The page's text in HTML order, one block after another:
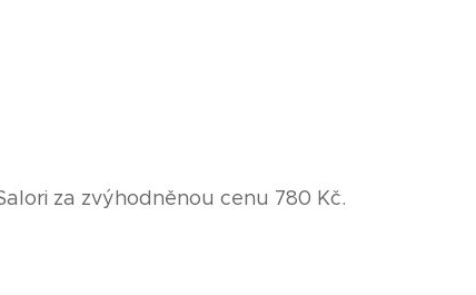
za zvýhodněnou cenu 780 Kč.